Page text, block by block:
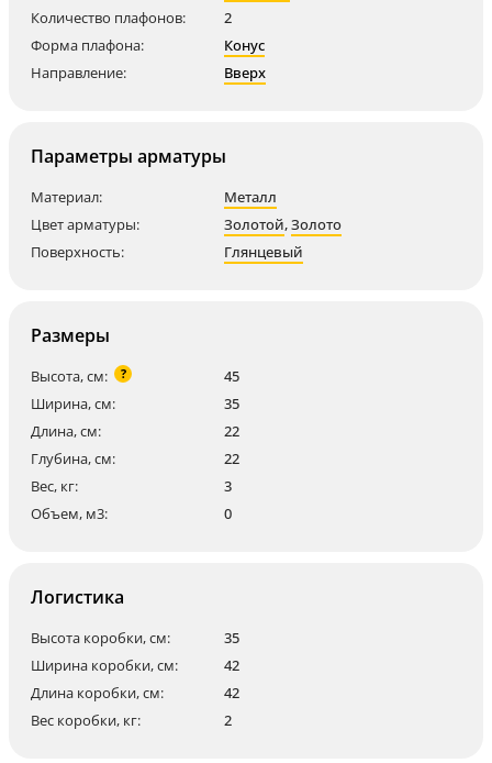
Количество плафонов:
2
Форма плафона:
Конус
Направление:
Вверх
Параметры арматуры
Материал:
Металл
Цвет арматуры:
Золотой,Золото
Поверхность:
Глянцевый
Размеры
Высота, см: ?
45
Ширина, см:
35
Длина, см:
22
Глубина, см:
22
Вес, кг:
3
Объем, м3:
0
Логистика
Высота коробки, см:
35
Ширина коробки, см:
42
Длина коробки, см:
42
Вес коробки, кг:
2